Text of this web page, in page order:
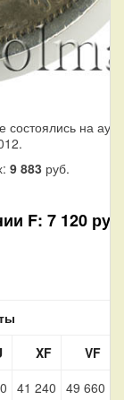
состоялись на
9 883 руб.
F: 7 120
XF
VF
41 240 49 660